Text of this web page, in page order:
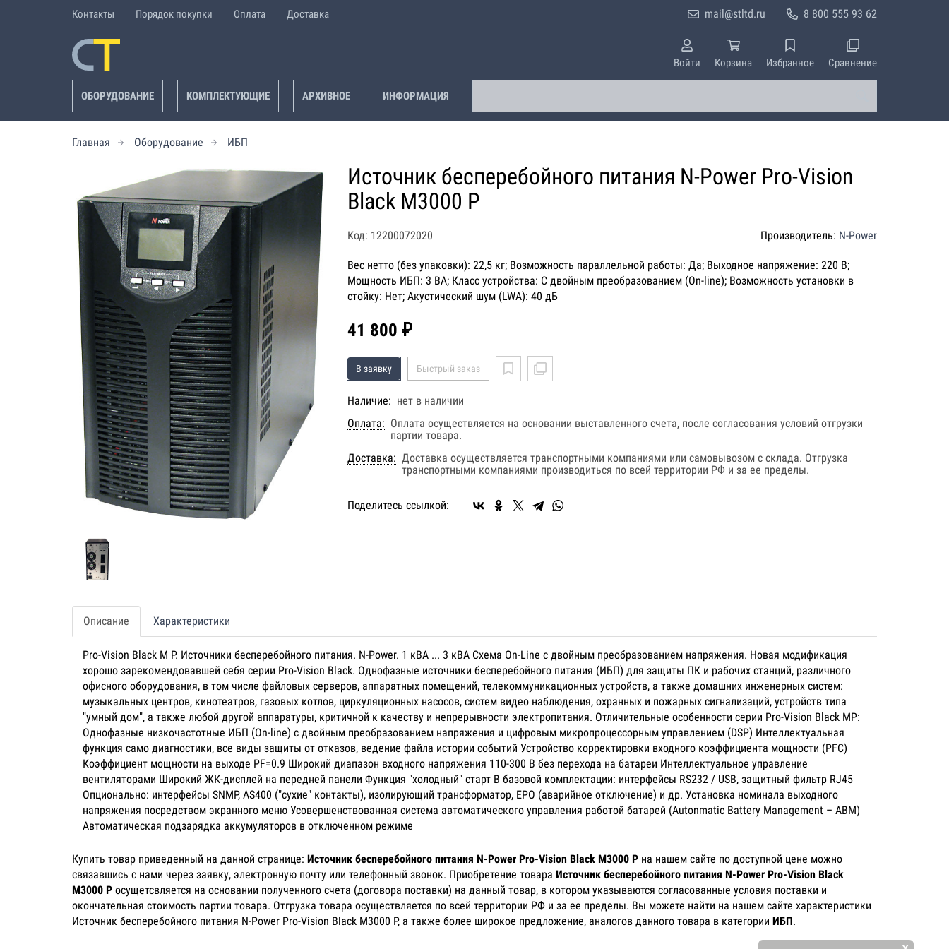
Контакты Порядок покупки Оплата Доставка 8 800 555 93 62
mail@stltd.ru
Войти Корзина Избранное Сравнение
ОБОРУДОВАНИЕ КОМПЛЕКТУЮЩИЕ АРХИВНОЕ ИНФОРМАЦИЯ
Главная Оборудование ИБП
Источник бесперебойного питания N-Power Pro-Vision
Black M3000 P
Код: 12200072020 Производитель: N-Power
Вес нетто (без упаковки): 22,5 кг; Возможность параллельной работы: Да; Выходное напряжение: 220 В;
Мощность ИБП: 3 ВА; Класс устройства: С двойным преобразованием (On-line); Возможность установки в
стойку: Нет; Акустический шум (LWA): 40 дБ
41 800 ₽
В заявку Быстрый заказ
Наличие: нет в наличии
Оплата: Оплата осуществляется на основании выставленного счета, после согласования условий отгрузки
партии товара.
Доставка: Доставка осуществляется транспортными компаниями или самовывозом с склада. Отгрузка
транспортными компаниями производиться по всей территории РФ и за ее пределы.
Поделитесь ссылкой:
Описание Характеристики
Pro-Vision Black M P. Источники бесперебойного питания. N-Power. 1 кВА ... 3 кВА Схема On-Line с двойным преобразованием напряжения. Новая модификация
хорошо зарекомендовавшей себя серии Pro-Vision Black. Однофазные источники бесперебойного питания (ИБП) для защиты ПК и рабочих станций, различного
офисного оборудования, в том числе файловых серверов, аппаратных помещений, телекоммуникационных устройств, а также домашних инженерных систем:
музыкальных центров, кинотеатров, газовых котлов, циркуляционных насосов, систем видео наблюдения, охранных и пожарных сигнализаций, устройств типа
"умный дом", а также любой другой аппаратуры, критичной к качеству и непрерывности электропитания. Отличительные особенности серии Pro-Vision Black MP:
Однофазные низкочастотные ИБП (On-line) с двойным преобразованием напряжения и цифровым микропроцессорным управлением (DSP) Интеллектуальная
функция само диагностики, все виды защиты от отказов, ведение файла истории событий Устройство корректировки входного коэффициента мощности (PFC)
Коэффициент мощности на выходе PF=0.9 Широкий диапазон входного напряжения 110-300 В без перехода на батареи Интеллектуальное управление
вентиляторами Широкий ЖК-дисплей на передней панели Функция "холодный" старт В базовой комплектации: интерфейсы RS232 / USB, защитный фильтр RJ45
Опционально: интерфейсы SNMP, AS400 ("сухие" контакты), изолирующий трансформатор, EPO (аварийное отключение) и др. Установка номинала выходного
напряжения посредством экранного меню Усовершенствованная система автоматического управления работой батарей (Autonmatic Battery Management – ABM)
Автоматическая подзарядка аккумуляторов в отключенном режиме
Купить товар приведенный на данной странице: Источник бесперебойного питания N-Power Pro-Vision Black M3000 P на нашем сайте по доступной цене можно
связавшись с нами через заявку, электронную почту или телефонный звонок. Приобретение товара Источник бесперебойного питания N-Power Pro-Vision Black
M3000 P осущетсвляется на основании полученного счета (договора поставки) на данный товар, в котором указываются согласованные условия поставки и
окончательная стоимость партии товара. Отгрузка товара осуществляется по всей территории РФ и за ее пределы. Вы можете найти на нашем сайте характеристики
Источник бесперебойного питания N-Power Pro-Vision Black M3000 P, а также более широкое предложение, аналогов данного товара в категории ИБП.